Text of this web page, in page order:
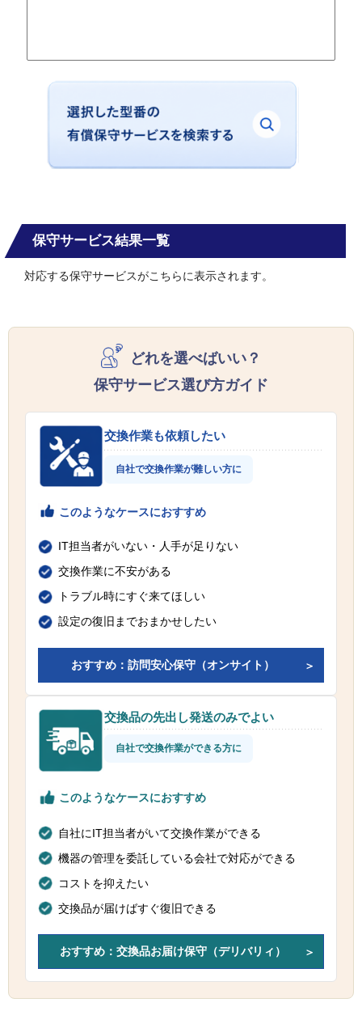
保守サービス結果一覧
対応する保守サービスがこちらに表示されます。
どれを選べばいい？
保守サービス選び方ガイド
交換作業も依頼したい
自社で交換作業が難しい方に
このようなケースにおすすめ
IT担当者がいない・人手が足りない
交換作業に不安がある
トラブル時にすぐ来てほしい
設定の復旧までおまかせしたい
おすすめ：訪問安心保守（オンサイト）
交換品の先出し発送のみでよい
自社で交換作業ができる方に
このようなケースにおすすめ
自社にIT担当者がいて交換作業ができる
機器の管理を委託している会社で対応ができる
コストを抑えたい
交換品が届けばすぐ復旧できる
おすすめ：交換品お届け保守（デリバリィ）